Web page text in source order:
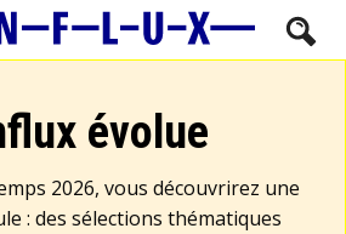
évolue
2026, vous découvrirez une
: des sélections thématiques